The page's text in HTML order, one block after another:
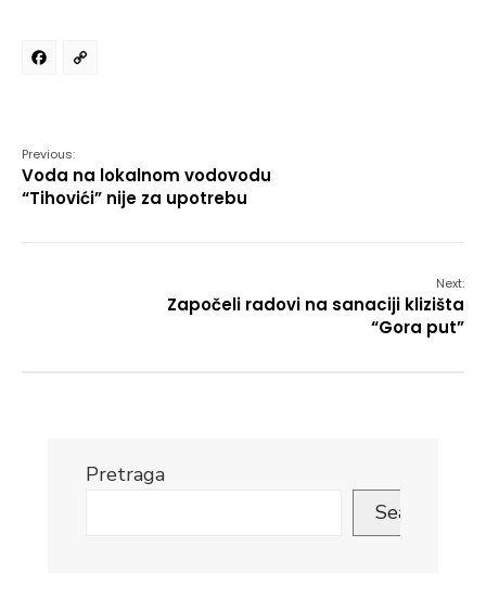
Facebook
Previous:
Voda na lokalnom vodovodu
“Tihovići” nije za upotrebu
Next:
Započeli radovi na sanaciji klizišta
“Gora put”
Pretraga
Search